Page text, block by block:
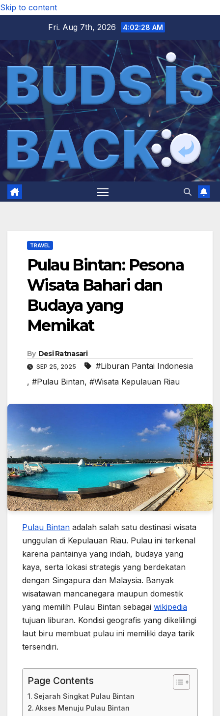
Skip to content
Fri. Aug 7th, 2026
4:02:29 AM
TRAVEL
Pulau Bintan: Pesona
Wisata Bahari dan
Budaya yang
Memikat
By Desi Ratnasari
SEP 25, 2025
#Liburan Pantai Indonesia
, #Pulau Bintan, #Wisata Kepulauan Riau
Pulau Bintan adalah salah satu destinasi wisata
unggulan di Kepulauan Riau. Pulau ini terkenal
karena pantainya yang indah, budaya yang
kaya, serta lokasi strategis yang berdekatan
dengan Singapura dan Malaysia. Banyak
wisatawan mancanegara maupun domestik
yang memilih Pulau Bintan sebagai wikipedia
tujuan liburan. Kondisi geografis yang dikelilingi
laut biru membuat pulau ini memiliki daya tarik
tersendiri.
Page Contents
Sejarah Singkat Pulau Bintan
Akses Menuju Pulau Bintan